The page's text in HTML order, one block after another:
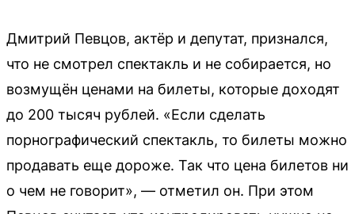
Дмитрий Певцов, актёр и депутат, признался,
что не смотрел спектакль и не собирается, но
возмущён ценами на билеты, которые доходят
до 200 тысяч рублей. «Если сделать
порнографический спектакль, то билеты можно
продавать еще дороже. Так что цена билетов ни
о чем не говорит», — отметил он. При этом